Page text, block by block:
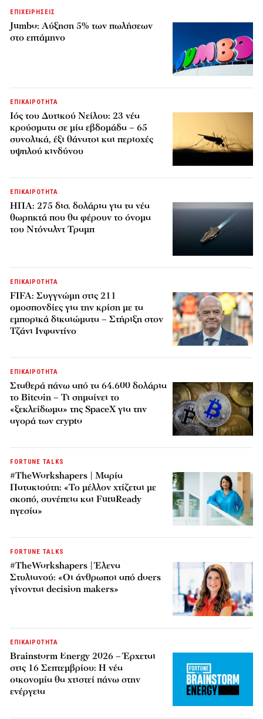
ΕΠΙΧΕΙΡΗΣΕΙΣ
Jumbo: Αύξηση 5% των πωλήσεων
στο επτάμηνο
ΕΠΙΚΑΙΡΟΤΗΤΑ
Ιός του Δυτικού Νείλου: 23 νέα
κρούσματα σε μία εβδομάδα – 65
συνολικά, έξι θάνατοι και περιοχές
υψηλού κινδύνου
ΕΠΙΚΑΙΡΟΤΗΤΑ
ΗΠΑ: 275 δισ. δολάρια για τα νέα
θωρηκτά που θα φέρουν το όνομα
του Ντόναλντ Τραμπ
ΕΠΙΚΑΙΡΟΤΗΤΑ
FIFA: Συγγνώμη στις 211
ομοσπονδίες για την κρίση με τα
εμπορικά δικαιώματα – Στήριξη στον
Τζάνι Ινφαντίνο
ΕΠΙΚΑΙΡΟΤΗΤΑ
Σταθερά πάνω από τα 64.600 δολάρια
το Bitcoin – Τι σημαίνει το
«ξεκλείδωμα» της SpaceX για την
αγορά των crypto
FORTUNE TALKS
#TheWorkshapers | Μαρία
Πατακιούτη: «Το μέλλον χτίζεται με
σκοπό, συνέπεια και FutuReady
ηγεσία»
FORTUNE TALKS
#TheWorkshapers | Έλενα
Στυλιανού: «Οι άνθρωποι από doers
γίνονται decision makers»
ΕΠΙΚΑΙΡΟΤΗΤΑ
Brainstorm Energy 2026 – Έρχεται
στις 16 Σεπτεμβρίου: Η νέα
οικονομία θα χτιστεί πάνω στην
ενέργεια